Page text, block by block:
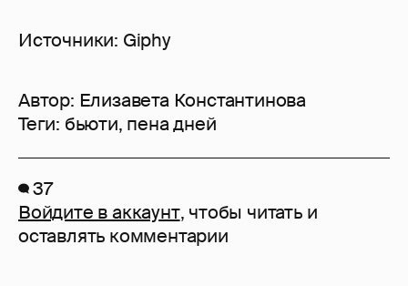
Источники: Giphy
Автор: Елизавета Константинова
Теги: бьюти, пена дней
37
Войдите в аккаунт, чтобы читать и
оставлять комментарии